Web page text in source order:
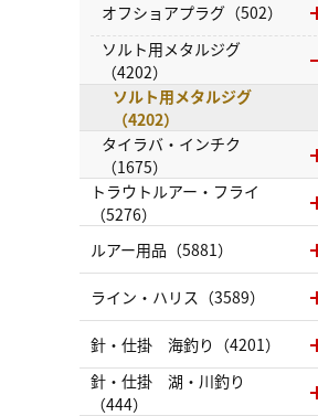
オフショアプラグ（502）
ソルト用メタルジグ
（4202）
ソルト用メタルジグ
（4202）
タイラバ・インチク
（1675）
トラウトルアー・フライ
（5276）
ルアー用品（5881）
ライン・ハリス（3589）
針・仕掛 海釣り（4201）
針・仕掛 湖・川釣り
（444）